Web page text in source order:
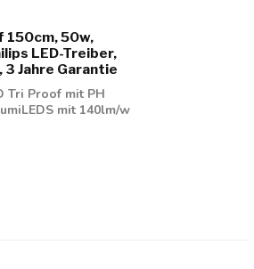
150cm, 50w,
LED-Treiber,
3 Jahre Garantie
Tri Proof mit PH
mit 140lm/w